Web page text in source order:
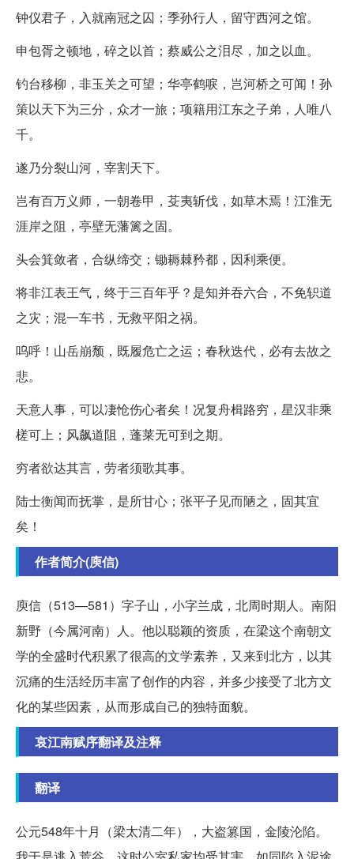
钟仪君子，入就南冠之囚；季孙行人，留守西河之馆。
申包胥之顿地，碎之以首；蔡威公之泪尽，加之以血。
钓台移柳，非玉关之可望；华亭鹤唳，岂河桥之可闻！孙
策以天下为三分，众才一旅；项籍用江东之子弟，人唯八
千。
遂乃分裂山河，宰割天下。
岂有百万义师，一朝卷甲，芟夷斩伐，如草木焉！江淮无
涯岸之阻，亭壁无藩篱之固。
头会箕敛者，合纵缔交；锄耨棘矜都，因利乘便。
将非江表王气，终于三百年乎？是知并吞六合，不免轵道
之灾；混一车书，无救平阳之祸。
呜呼！山岳崩颓，既履危亡之运；春秋迭代，必有去故之
悲。
天意人事，可以凄怆伤心者矣！况复舟楫路穷，星汉非乘
槎可上；风飙道阻，蓬莱无可到之期。
穷者欲达其言，劳者须歌其事。
陆士衡闻而抚掌，是所甘心；张平子见而陋之，固其宜
矣！
作者简介(庾信)
庾信（513—581）字子山，小字兰成，北周时期人。南阳
新野（今属河南）人。他以聪颖的资质，在梁这个南朝文
学的全盛时代积累了很高的文学素养，又来到北方，以其
沉痛的生活经历丰富了创作的内容，并多少接受了北方文
化的某些因素，从而形成自己的独特面貌。
哀江南赋序翻译及注释
翻译
公元548年十月（梁太清二年），大盗篡国，金陵沦陷。